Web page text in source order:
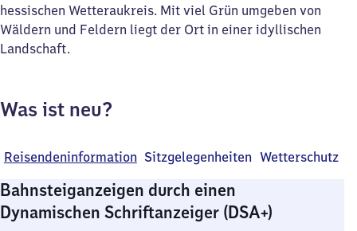
hessischen Wetteraukreis. Mit viel Grün umgeben von
Wäldern und Feldern liegt der Ort in einer idyllischen
Landschaft.
Was ist neu?
Reisendeninformation Sitzgelegenheiten Wetterschutz
Bahnsteiganzeigen durch einen
Dynamischen Schriftanzeiger (DSA+)